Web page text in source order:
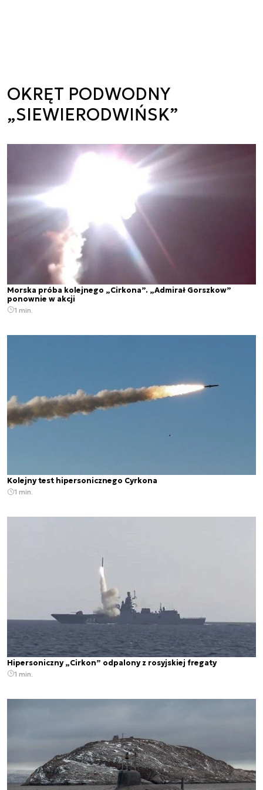
OKRĘT PODWODNY
„SIEWIERODWIŃSK”
Morska próba kolejnego „Cirkona”. „Admirał Gorszkow”
ponownie w akcji
1 min.
Kolejny test hipersonicznego Cyrkona
1 min.
Hipersoniczny „Cirkon” odpalony z rosyjskiej fregaty
1 min.